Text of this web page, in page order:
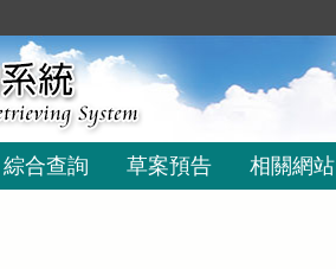
綜合查詢 草案預告 相關網站